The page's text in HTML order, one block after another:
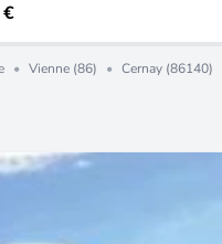
• Vienne (86) • Cernay (86140)